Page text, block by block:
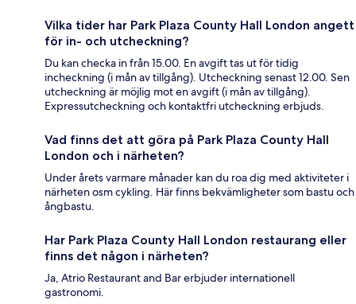
Vilka tider har Park Plaza County Hall London angett
för in- och utcheckning?
Du kan checka in från 15.00. En avgift tas ut för tidig
incheckning (i mån av tillgång). Utcheckning senast 12.00. Sen
utcheckning är möjlig mot en avgift (i mån av tillgång).
Expressutcheckning och kontaktfri utcheckning erbjuds.
Vad finns det att göra på Park Plaza County Hall
London och i närheten?
Under årets varmare månader kan du roa dig med aktiviteter i
närheten osm cykling. Här finns bekvämligheter som bastu och
ångbastu.
Har Park Plaza County Hall London restaurang eller
finns det någon i närheten?
Ja, Atrio Restaurant and Bar erbjuder internationell
gastronomi.